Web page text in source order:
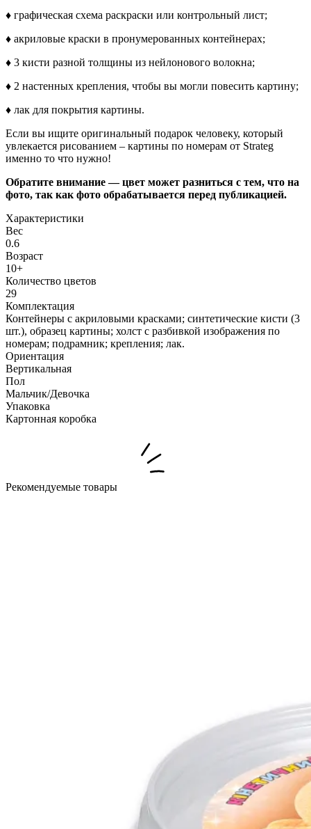
♦ графическая схема раскраски или контрольный лист;
♦ акриловые краски в пронумерованных контейнерах;
♦ 3 кисти разной толщины из нейлонового волокна;
♦ 2 настенных крепления, чтобы вы могли повесить картину;
♦ лак для покрытия картины.
Если вы ищите оригинальный подарок человеку, который
увлекается рисованием – картины по номерам от Strateg
именно то что нужно!
Обратите внимание — цвет может разниться с тем, что на
фото, так как фото обрабатывается перед публикацией.
Характеристики
Вес
0.6
Возраст
10+
Количество цветов
29
Комплектация
Контейнеры с акриловыми красками; синтетические кисти (3
шт.), образец картины; холст с разбивкой изображения по
номерам; подрамник; крепления; лак.
Ориентация
Вертикальная
Пол
Мальчик/Девочка
Упаковка
Картонная коробка
Рекомендуемые товары